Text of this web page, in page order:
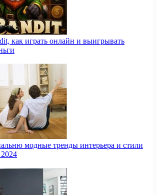
как играть онлайн и выигрывать
модные тренды интерьера и стили